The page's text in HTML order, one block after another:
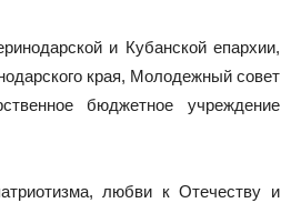
и Кубанской епархии,
края, Молодежный совет
бюджетное учреждение
любви к Отечеству и